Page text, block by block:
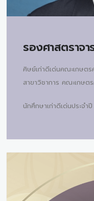
รองศาสตราจา
ศิษย์เก่าดีเด่นคณะเกษต
สาขาวิชาการ คณะเกษต
นักศึกษาเก่าดีเด่นประจำ